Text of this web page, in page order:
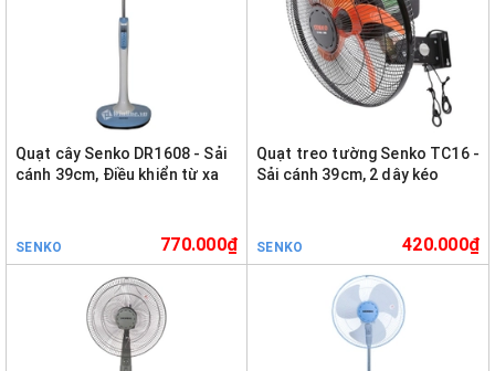
Quạt cây Senko DR1608 - Sải
cánh 39cm, Điều khiển từ xa
SENKO 770.000₫
Quạt treo tường Senko TC16 -
Sải cánh 39cm, 2 dây kéo
SENKO 420.000₫